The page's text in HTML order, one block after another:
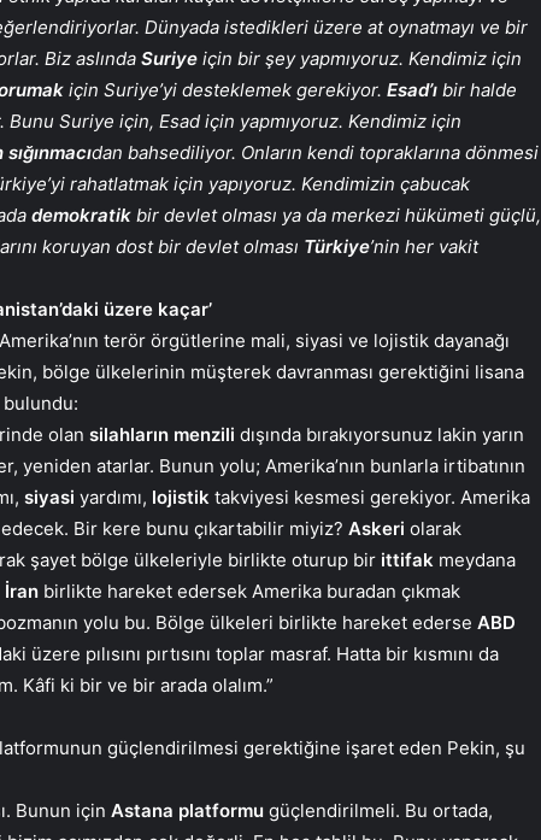
Dünyada istedikleri üzere at oynatmayı ve bir
Biz aslında Suriye için bir şey yapmıyoruz. Kendimiz için
için Suriye’yi desteklemek gerekiyor. Esad’ı bir halde
Suriye için, Esad için yapmıyoruz. Kendimiz için
dan bahsediliyor. Onların kendi topraklarına dönmesi
rahatlatmak için yapıyoruz. Kendimizin çabucak
demokratik bir devlet olması ya da merkezi hükümeti güçlü,
koruyan dost bir devlet olması Türkiye’nin her vakit
üzere kaçar’
terör örgütlerine mali, siyasi ve lojistik dayanağı
bölge ülkelerinin müşterek davranması gerektiğini lisana
olan silahların menzili dışında bırakıyorsunuz lakin yarın
yeniden atarlar. Bunun yolu; Amerika’nın bunlarla irtibatının
siyasi yardımı, lojistik takviyesi kesmesi gerekiyor. Amerika
Bir kere bunu çıkartabilir miyiz? Askeri olarak
şayet bölge ülkeleriyle birlikte oturup bir ittifak meydana
İran birlikte hareket edersek Amerika buradan çıkmak
yolu bu. Bölge ülkeleri birlikte hareket ederse ABD
üzere pılısını pırtısını toplar masraf. Hatta bir kısmını da
Kâfi ki bir ve bir arada olalım.”
güçlendirilmesi gerektiğine işaret eden Pekin, şu
Bunun için Astana platformu güçlendirilmeli. Bu ortada,